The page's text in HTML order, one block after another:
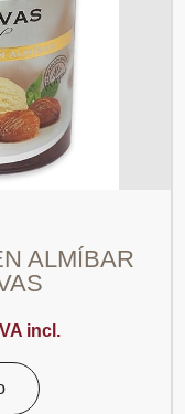
ALMÍBAR
IVA incl.